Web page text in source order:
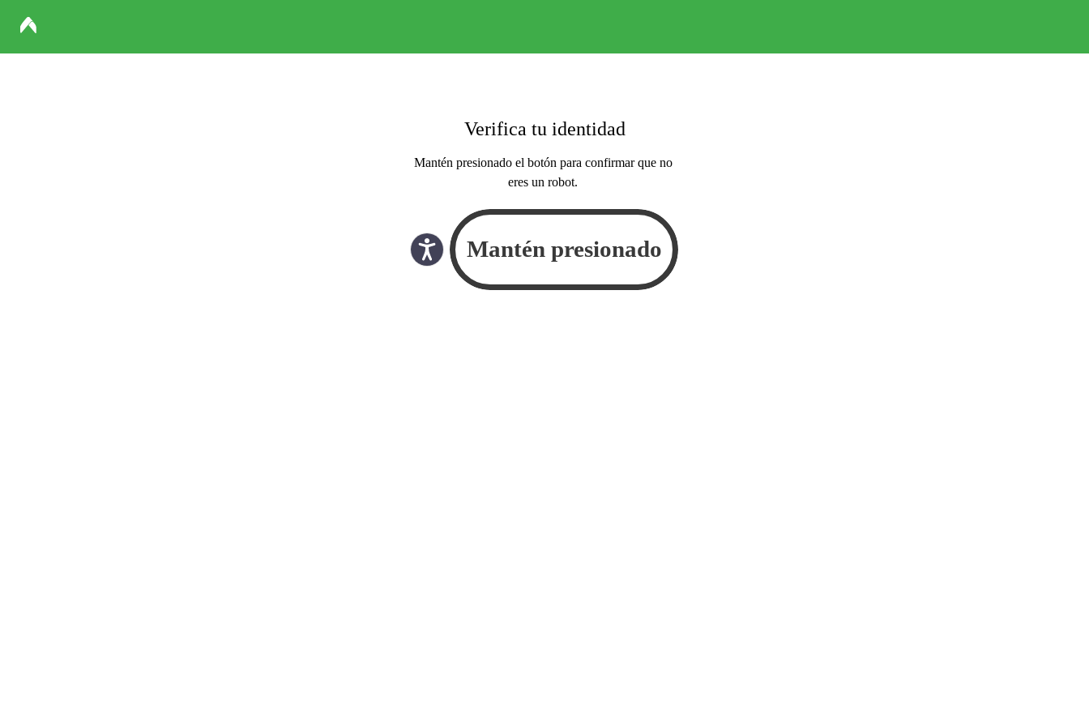
Verifica tu identidad
Mantén presionado el botón para confirmar que no
eres un robot.